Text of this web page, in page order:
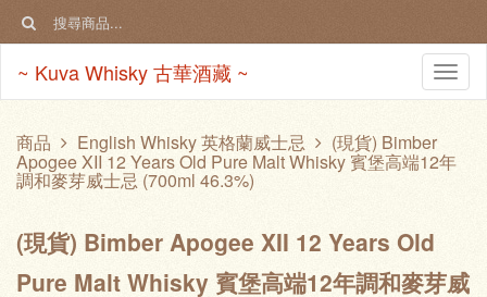
~ Kuva Whisky 古華酒藏 ~
商品 English Whisky 英格蘭威士忌 (現貨) Bimber
Apogee XII 12 Years Old Pure Malt Whisky 賓堡高端12年
調和麥芽威士忌 (700ml 46.3%)
(現貨) Bimber Apogee XII 12 Years Old
Pure Malt Whisky 賓堡高端12年調和麥芽威